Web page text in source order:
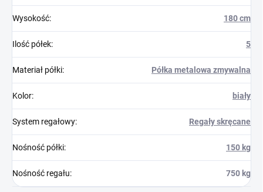
Wysokość: 180 cm
Ilość półek: 5
Materiał półki: Półka metalowa zmywalna
Kolor: biały
System regałowy: Regały skręcane
Nośność półki: 150 kg
Nośność regału: 750 kg